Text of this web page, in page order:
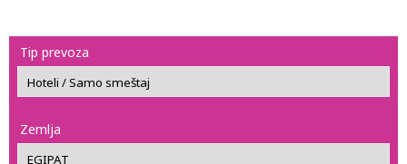
Tip prevoza
Zemlja